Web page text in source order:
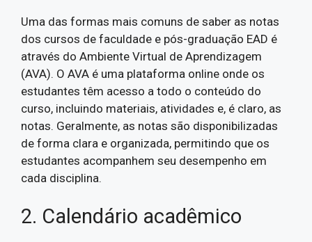
Uma das formas mais comuns de saber as notas
dos cursos de faculdade e pós-graduação EAD é
através do Ambiente Virtual de Aprendizagem
(AVA). O AVA é uma plataforma online onde os
estudantes têm acesso a todo o conteúdo do
curso, incluindo materiais, atividades e, é claro, as
notas. Geralmente, as notas são disponibilizadas
de forma clara e organizada, permitindo que os
estudantes acompanhem seu desempenho em
cada disciplina.
2. Calendário acadêmico